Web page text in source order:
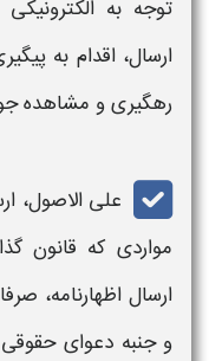
توجه به الکترونیکی
ارسال، اقدام به
رهگیری و مشاهده
علی الاصول،
مواردی که قانون
ارسال اظهارنامه،
و جنبه دعوای حقوقی